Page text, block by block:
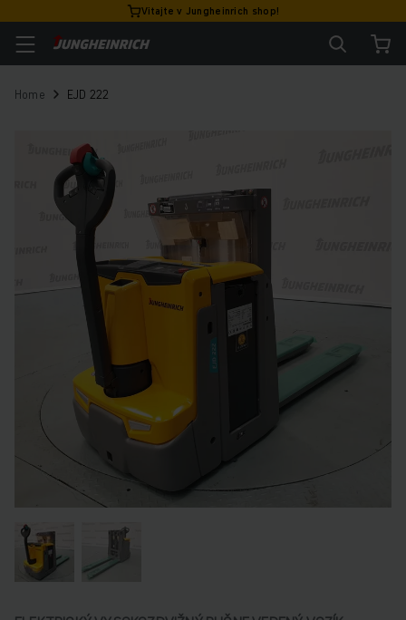
Vitajte v Jungheinrich shop!
Home EJD 222